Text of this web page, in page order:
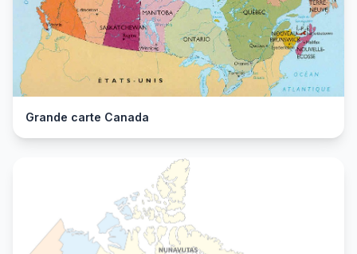
Grande carte Canada